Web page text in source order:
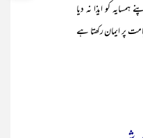
کو ایذا نہ دیا
پر ایمان رکھتا ہے